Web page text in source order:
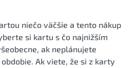
niečo väčšie a tento nákup
si kartu s čo najnižším
ak neplánujete
Ak viete, že si z karty